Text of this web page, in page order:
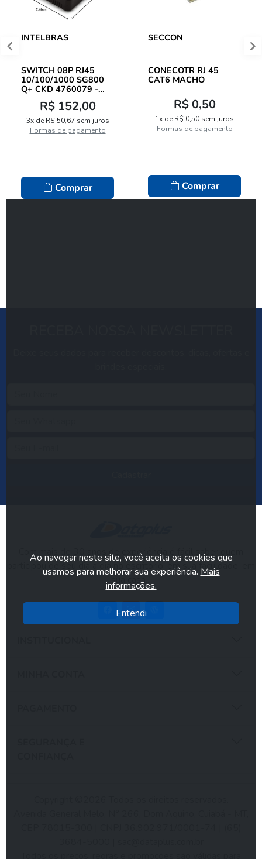
INTELBRAS
SWITCH 08P RJ45
10/100/1000 SG800
Q+ CKD 4760079 -
INTELBRAS
R$ 152,00
3x de R$ 50,67 sem juros
Formas de pagamento
Comprar
SECCON
CONECOTR RJ 45
CAT6 MACHO
R$ 0,50
1x de R$ 0,50 sem juros
Formas de pagamento
Comprar
Com mais de 30 anos de experiência é fácil saber quem
participou de seu dia a dia no escritório, em sua faculdade, em
sua casa...
Ao navegar neste site, você aceita os cookies que
usamos para melhorar sua experiência. Mais
informações.
Entendi